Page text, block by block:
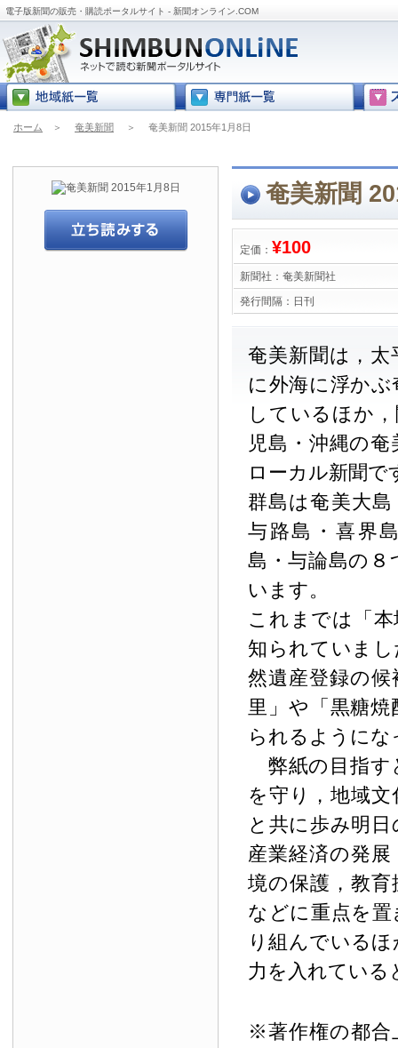
電子版新聞の販売・購読ポータルサイト - 新聞オンライン.COM
ホーム ＞ 奄美新聞 ＞ 奄美新聞 2015年1月8日
奄美新聞
定価： ¥100
新聞社： 奄美新聞社
発行間隔： 日刊
奄美新聞は，
に外海に浮か
しているほか
児島・沖縄の
ローカル新聞で
群島は奄美大
与路島・喜界
島・与論島の
います。
これまでは「
知られていま
然遺産登録の
里」や「黒糖
られるように
弊紙の目指す
を守り，地域
と共に歩み明
産業経済の発
境の保護，教
などに重点を
り組んでいる
力を入れている
※著作権の都合